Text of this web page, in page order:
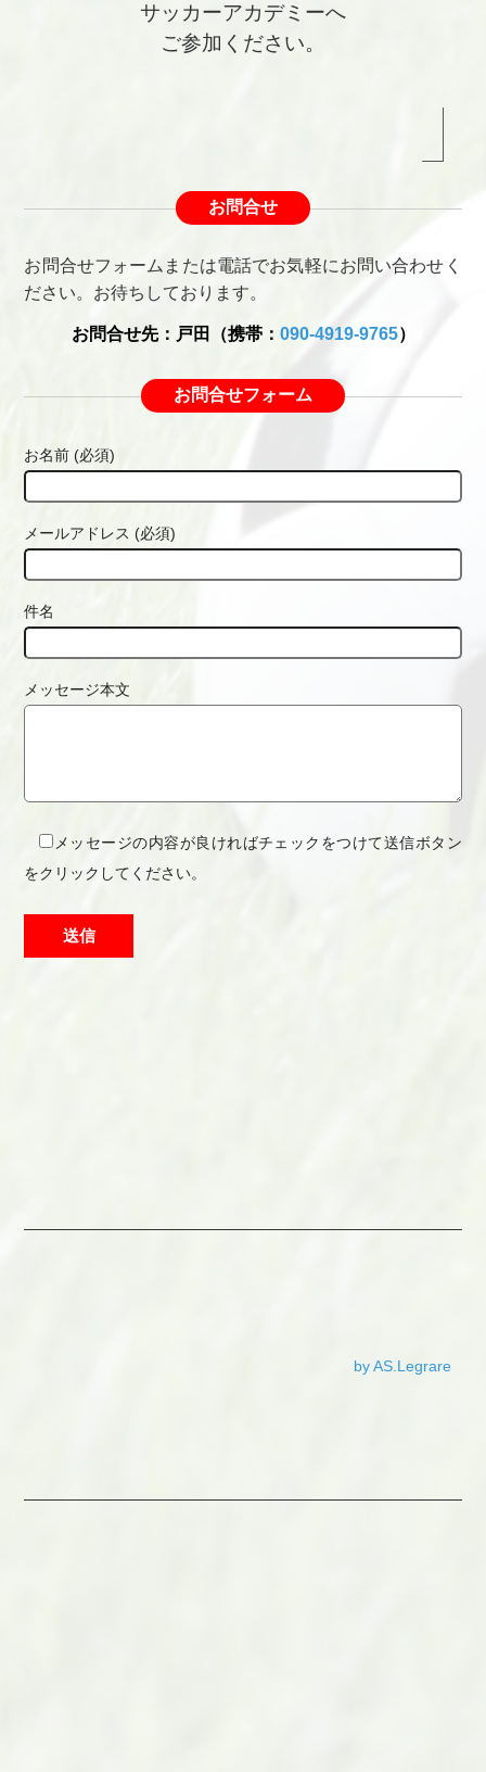
サッカーアカデミーへ
ご参加ください。
お問合せ
お問合せフォームまたは電話でお気軽にお問い合わせく
ださい。お待ちしております。
お問合せ先：戸田（携帯： 090-4919-9765）
お問合せフォーム
お名前 (必須)
メールアドレス (必須)
件名
メッセージ本文
メッセージの内容が良ければチェックをつけて送信ボタン
をクリックしてください。
by AS.Legrare